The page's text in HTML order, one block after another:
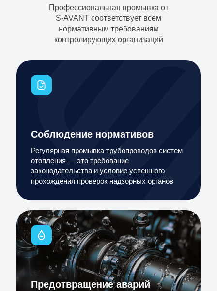
Профессиональная промывка от
S-AVANT соответствует всем
нормативным требованиям
контролирующих организаций
Соблюдение нормативов
Регулярная промывка трубопроводов систем
отопления — это требование
законодательства и условие успешного
прохождения проверок надзорных органов
Предотвращение аварий